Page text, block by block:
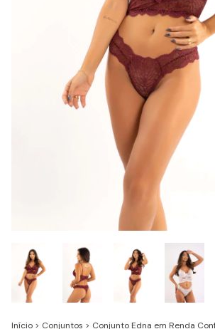
Início > Conjuntos > Conjunto Edna em Renda